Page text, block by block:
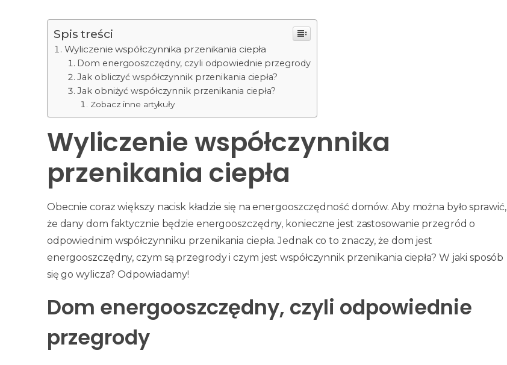
Spis treści
Wyliczenie współczynnika przenikania ciepła
Dom energooszczędny, czyli odpowiednie przegrody
Jak obliczyć współczynnik przenikania ciepła?
Jak obniżyć współczynnik przenikania ciepła?
Zobacz inne artykuły
Wyliczenie współczynnika
przenikania ciepła
Obecnie coraz większy nacisk kładzie się na energooszczędność domów. Aby można było sprawić,
że dany dom faktycznie będzie energooszczędny, konieczne jest zastosowanie przegród o
odpowiednim współczynniku przenikania ciepła. Jednak co to znaczy, że dom jest
energooszczędny, czym są przegrody i czym jest współczynnik przenikania ciepła? W jaki sposób
się go wylicza? Odpowiadamy!
Dom energooszczędny, czyli odpowiednie
przegrody